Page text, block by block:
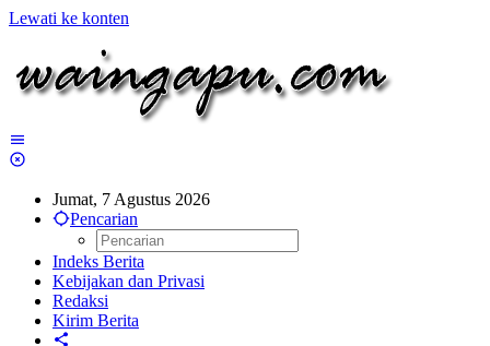
Lewati ke konten
Jumat, 7 Agustus 2026
Pencarian
Indeks Berita
Kebijakan dan Privasi
Redaksi
Kirim Berita